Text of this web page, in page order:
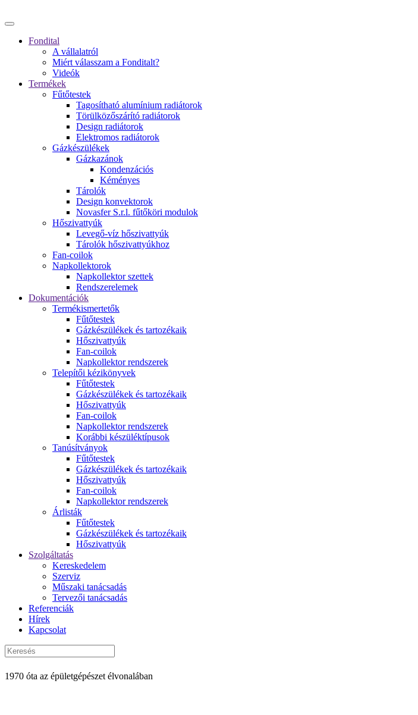
Fondital
A vállalatról
Miért válasszam a Fonditalt?
Videók
Termékek
Fűtőtestek
Tagosítható alumínium radiátorok
Törülközőszárító radiátorok
Design radiátorok
Elektromos radiátorok
Gázkészülékek
Gázkazánok
Kondenzációs
Kéményes
Tárolók
Design konvektorok
Novasfer S.r.l. fűtőköri modulok
Hőszivattyúk
Levegő-víz hőszivattyúk
Tárolók hőszivattyúkhoz
Fan-coilok
Napkollektorok
Napkollektor szettek
Rendszerelemek
Dokumentációk
Termékismertetők
Fűtőtestek
Gázkészülékek és tartozékaik
Hőszivattyúk
Fan-coilok
Napkollektor rendszerek
Telepítői kézikönyvek
Fűtőtestek
Gázkészülékek és tartozékaik
Hőszivattyúk
Fan-coilok
Napkollektor rendszerek
Korábbi készüléktípusok
Tanúsítványok
Fűtőtestek
Gázkészülékek és tartozékaik
Hőszivattyúk
Fan-coilok
Napkollektor rendszerek
Árlisták
Fűtőtestek
Gázkészülékek és tartozékaik
Hőszivattyúk
Szolgáltatás
Kereskedelem
Szerviz
Műszaki tanácsadás
Tervezői tanácsadás
Referenciák
Hírek
Kapcsolat
1970 óta az épületgépészet élvonalában